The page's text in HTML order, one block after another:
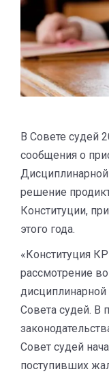
В Совете судей
сообщения о
Дисциплинарной
решение
Конституции,
этого года.
«Конституция
рассмотрение
Совета судей. В
Совет судей
поступивших